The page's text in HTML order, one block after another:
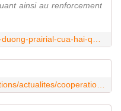
ainsi au renforcement